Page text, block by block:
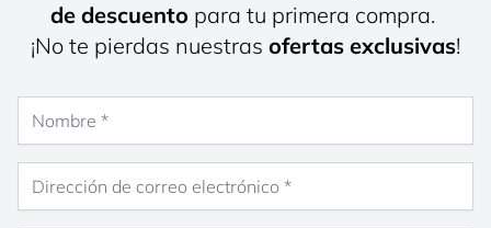
de descuento para tu primera compra.
¡No te pierdas nuestras ofertas exclusivas!